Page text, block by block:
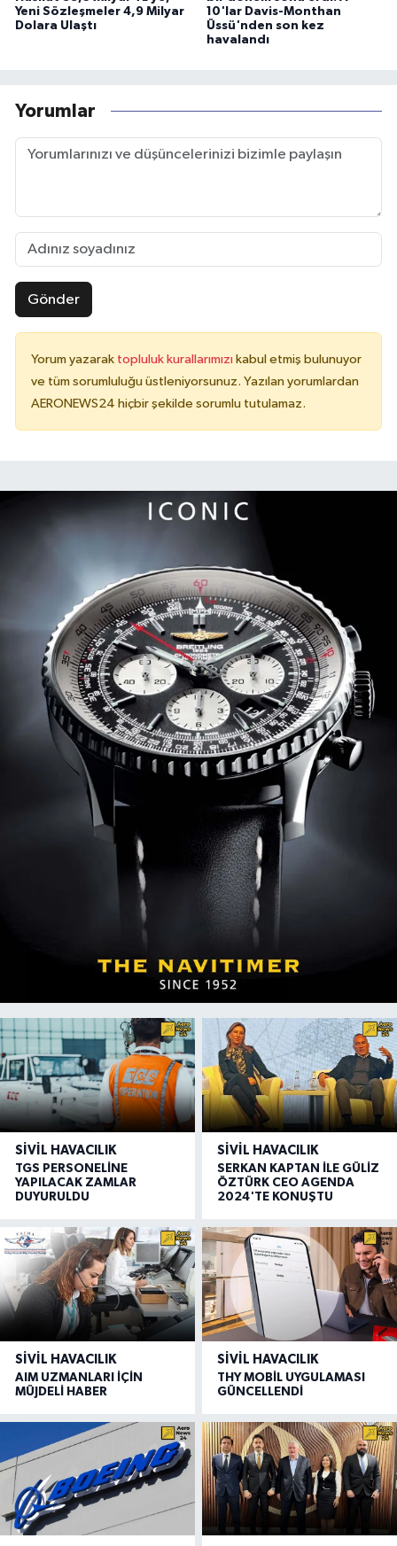
Yeni Sözleşmeler 4,9 Milyar
Dolara Ulaştı
10'lar Davis-Monthan
Üssü'nden son kez
havalandı
Yorumlar
Gönder
Yorum yazarak topluluk kurallarımızı kabul etmiş bulunuyor
ve tüm sorumluluğu üstleniyorsunuz. Yazılan yorumlardan
AERONEWS24 hiçbir şekilde sorumlu tutulamaz.
SIVIL HAVACILIK
TGS PERSONELİNE
YAPILACAK ZAMLAR
DUYURULDU
SIVIL HAVACILIK
SERKAN KAPTAN İLE GÜLİZ
ÖZTÜRK CEO AGENDA
2024'TE KONUŞTU
SIVIL HAVACILIK
AIM UZMANLARI İÇİN
MÜJDELİ HABER
SIVIL HAVACILIK
THY MOBİL UYGULAMASI
GÜNCELLENDİ